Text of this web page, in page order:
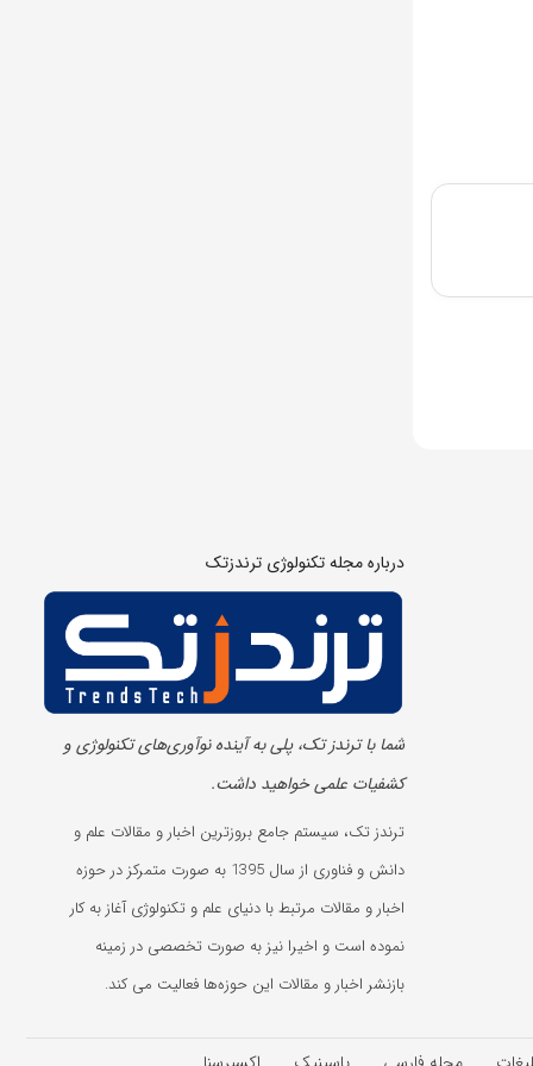
درباره مجله تکنولوژی ترندزتک
شما با ترندز تک، پلی به آینده‌ نوآوری‌های تکنولوژی و
کشفیات علمی خواهید داشت.
ترندز تک، سیستم جامع بروزترین اخبار و مقالات علم و
دانش و فناوری از سال 1395 به صورت متمرکز در حوزه
اخبار و مقالات مرتبط با دنیای علم و تکنولوژی آغاز به کار
نموده است و اخیرا نیز به صورت تخصصی در زمینه
بازنشر اخبار و مقالات این حوزه‌ها فعالیت می کند.